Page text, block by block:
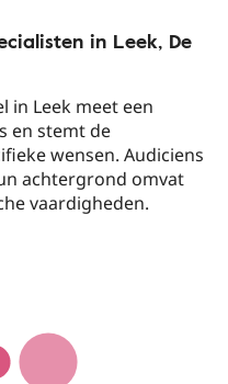
in Leek​, De
in Leek​ meet een
en stemt de
wensen. Audiciens
achtergrond omvat
vaardigheden.